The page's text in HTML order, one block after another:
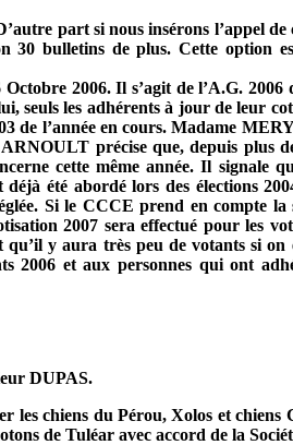
part si nous insérons l’appel
bulletins de plus. Cette option
2006. Il s’agit de l’A.G. 2006
seuls les adhérents à jour de leur
de l’année en cours. Madame
précise que, depuis plus
cette même année. Il signale
été abordé lors des élections
Si le CCCE prend en compte la
2007 sera effectué pour les
y aura très peu de votants si on
2006 et aux personnes qui ont
DUPAS.
chiens du Pérou, Xolos et chiens
de Tuléar avec accord de la